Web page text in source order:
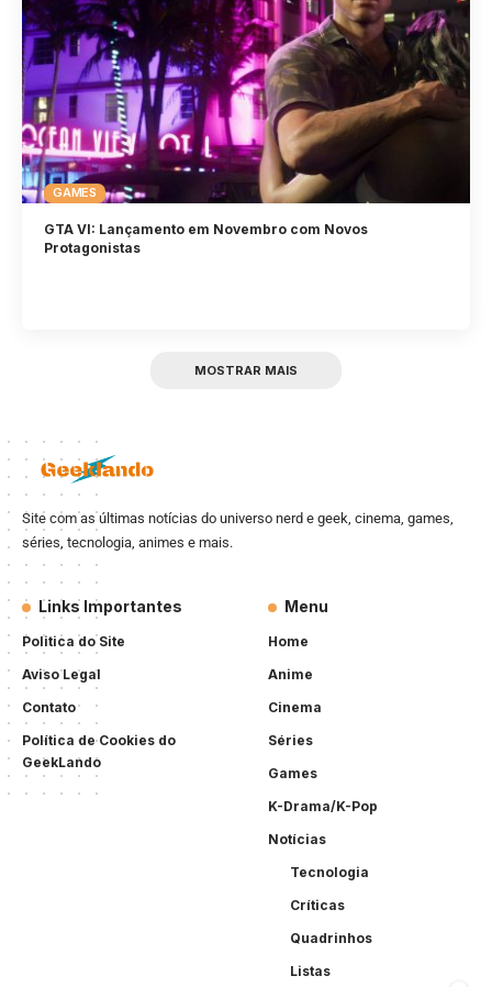
GAMES
GTA VI: Lançamento em Novembro com Novos
Protagonistas
MOSTRAR MAIS
Site com as últimas notícias do universo nerd e geek, cinema, games,
séries, tecnologia, animes e mais.
Links Importantes
Politica do Site
Aviso Legal
Contato
Política de Cookies do
GeekLando
Menu
Home
Anime
Cinema
Séries
Games
K-Drama/K-Pop
Notícias
Tecnologia
Críticas
Quadrinhos
Listas